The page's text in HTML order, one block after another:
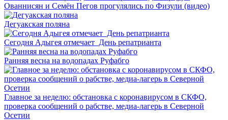
Ованнисян и Семён Пегов прогулялись по Физули (видео)
Дегуакская поляна
Сегодня Адыгея отмечает День репатрианта
Ранняя весна на водопадах Руфабго
Главное за неделю: обстановка с коронавирусом в СКФО,
проверка сообщений о рабстве, медиа-лагерь в Северной
Осетии